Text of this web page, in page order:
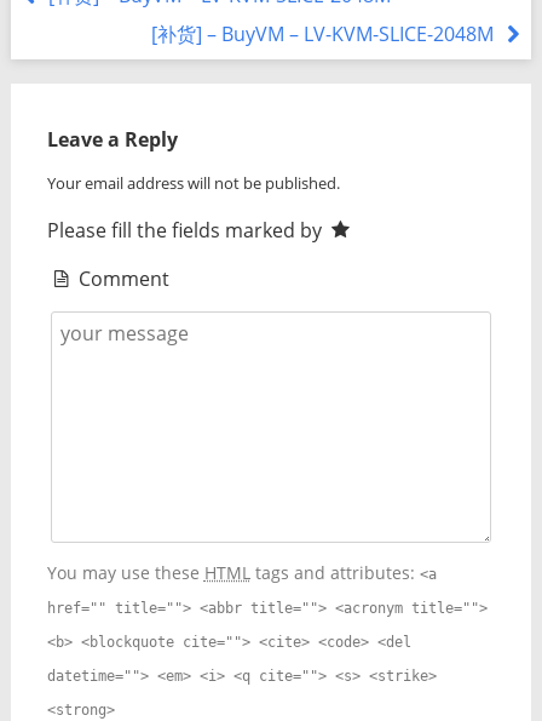
[补货] – BuyVM – LV-KVM-SLICE-2048M
Leave a Reply
Your email address will not be published.
Please fill the fields marked by
Comment
You may use these HTMLtags and attributes: <a
href="" title=""> <abbr title=""> <acronym title="">
<b> <blockquote cite=""> <cite> <code> <del
datetime=""> <em> <i> <q cite=""> <s> <strike>
<strong>